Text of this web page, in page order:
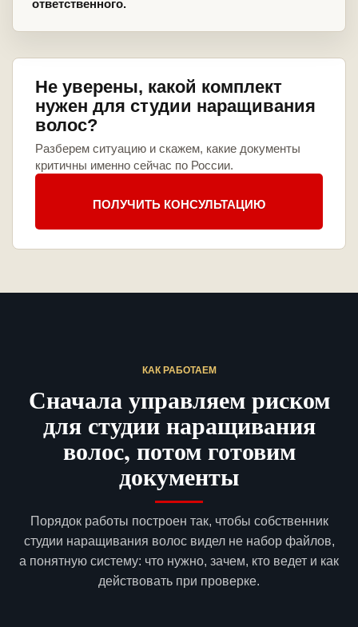
ответственного.
Не уверены, какой комплект
нужен для студии наращивания
волос?
Разберем ситуацию и скажем, какие документы
критичны именно сейчас по России.
ПОЛУЧИТЬ КОНСУЛЬТАЦИЮ
КАК РАБОТАЕМ
Сначала управляем риском
для студии наращивания
волос, потом готовим
документы
Порядок работы построен так, чтобы собственник
студии наращивания волос видел не набор файлов,
а понятную систему: что нужно, зачем, кто ведет и как
действовать при проверке.